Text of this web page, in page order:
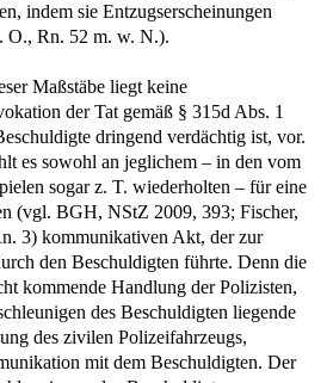
indem sie Entzugserscheinungen
O., Rn. 52 m. w. N.).
Maßstäbe liegt keine
der Tat gemäß § 315d Abs. 1
dringend verdächtig ist, vor.
es sowohl an jeglichem – in den vom
sogar z. T. wiederholten – für eine
(vgl. BGH, NStZ 2009, 393; Fischer,
3) kommunikativen Akt, der zur
den Beschuldigten führte. Denn die
kommende Handlung der Polizisten,
des Beschuldigten liegende
des zivilen Polizeifahrzeugs,
mit dem Beschuldigten. Der